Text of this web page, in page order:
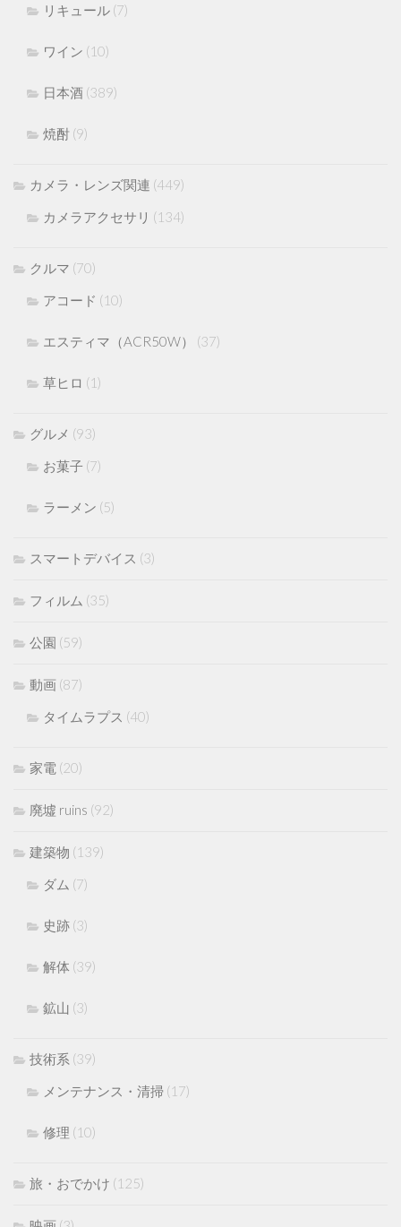
リキュール (7)
ワイン (10)
日本酒 (389)
焼酎 (9)
カメラ・レンズ関連 (449)
カメラアクセサリ (134)
クルマ (70)
アコード (10)
エスティマ（ACR50W） (37)
草ヒロ (1)
グルメ (93)
お菓子 (7)
ラーメン (5)
スマートデバイス (3)
フィルム (35)
公園 (59)
動画 (87)
タイムラプス (40)
家電 (20)
廃墟 ruins (92)
建築物 (139)
ダム (7)
史跡 (3)
解体 (39)
鉱山 (3)
技術系 (39)
メンテナンス・清掃 (17)
修理 (10)
旅・おでかけ (125)